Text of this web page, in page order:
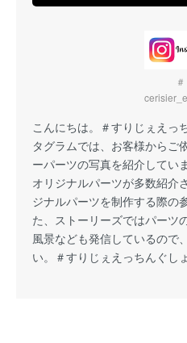
＃
こんにちは。 ＃すりじぇえっ
タグラムでは、お客様からご
ーパーツの写真を紹介してい
オリジナルパーツが多数紹介
ジナルパーツを制作する際の
た、ストーリーズではパーツ
風景なども発信しているので
い。 ＃すりじぇえっちんぐし